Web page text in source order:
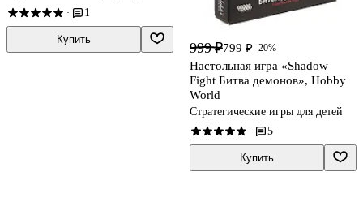
· 1
Купить
999 ₽799 ₽ -20%
Настольная игра «Shadow
Fight Битва демонов», Hobby
World
Стратегические игры для детей
· 5
Купить